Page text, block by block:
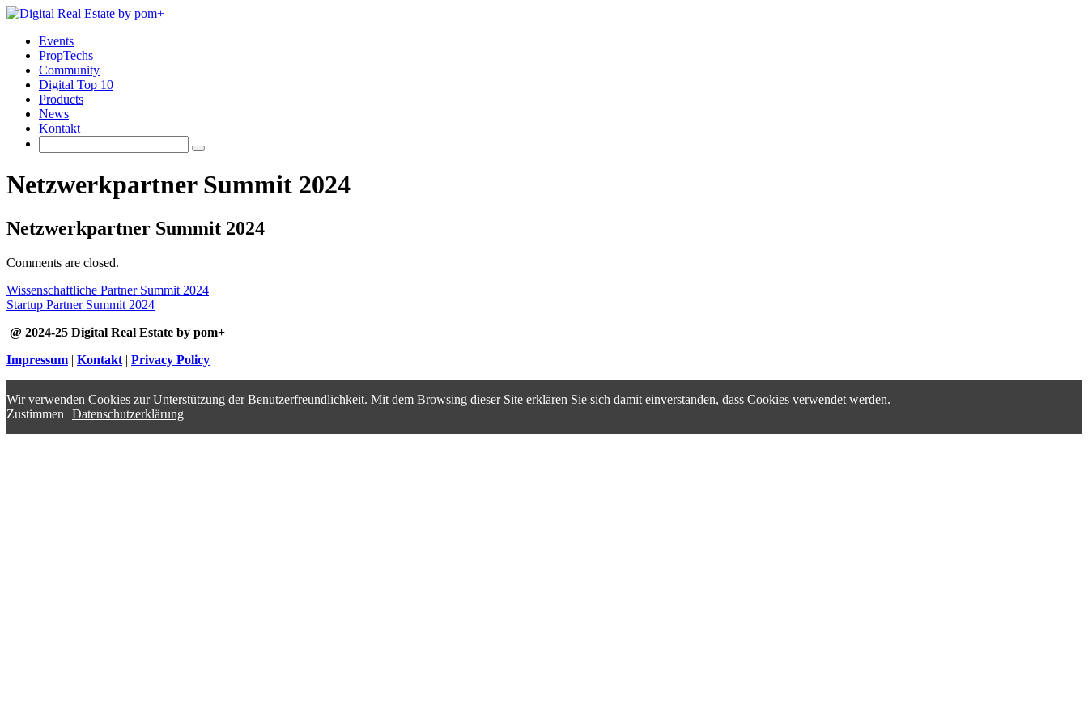
Events
PropTechs
Community
Digital Top 10
Products
News
Kontakt
Netzwerkpartner Summit 2024
Netzwerkpartner Summit 2024
Comments are closed.
Wissenschaftliche Partner Summit 2024
Startup Partner Summit 2024
@ 2024-25 Digital Real Estate by pom+
Impressum | Kontakt | Privacy Policy
Wir verwenden Cookies zur Unterstützung der Benutzerfreundlichkeit. Mit dem Browsing dieser Site erklären Sie sich damit einverstanden, dass Cookies verwendet werden.
Zustimmen
Datenschutzerklärung